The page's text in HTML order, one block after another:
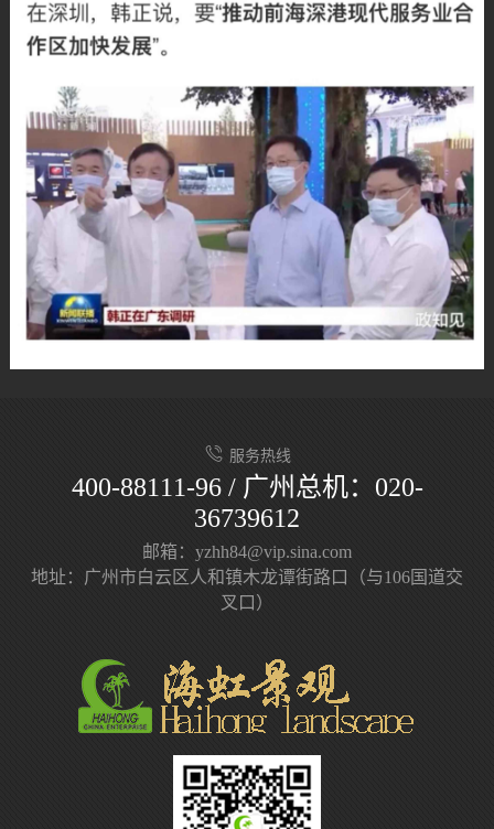
服务热线
400-88111-96 / 广州总机：020-
36739612
邮箱：yzhh84@vip.sina.com
地址：广州市白云区人和镇木龙谭街路口（与106国道交
叉口）